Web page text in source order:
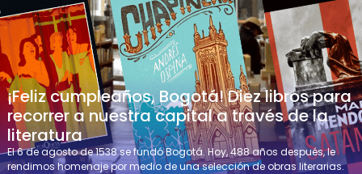
¡Feliz cumpleaños, Bogotá! Diez libros para
recorrer a nuestra capital a través de la
literatura
El 6 de agosto de 1538 se fundó Bogotá. Hoy, 488 años después, le
rendimos homenaje por medio de una selección de obras literarias.